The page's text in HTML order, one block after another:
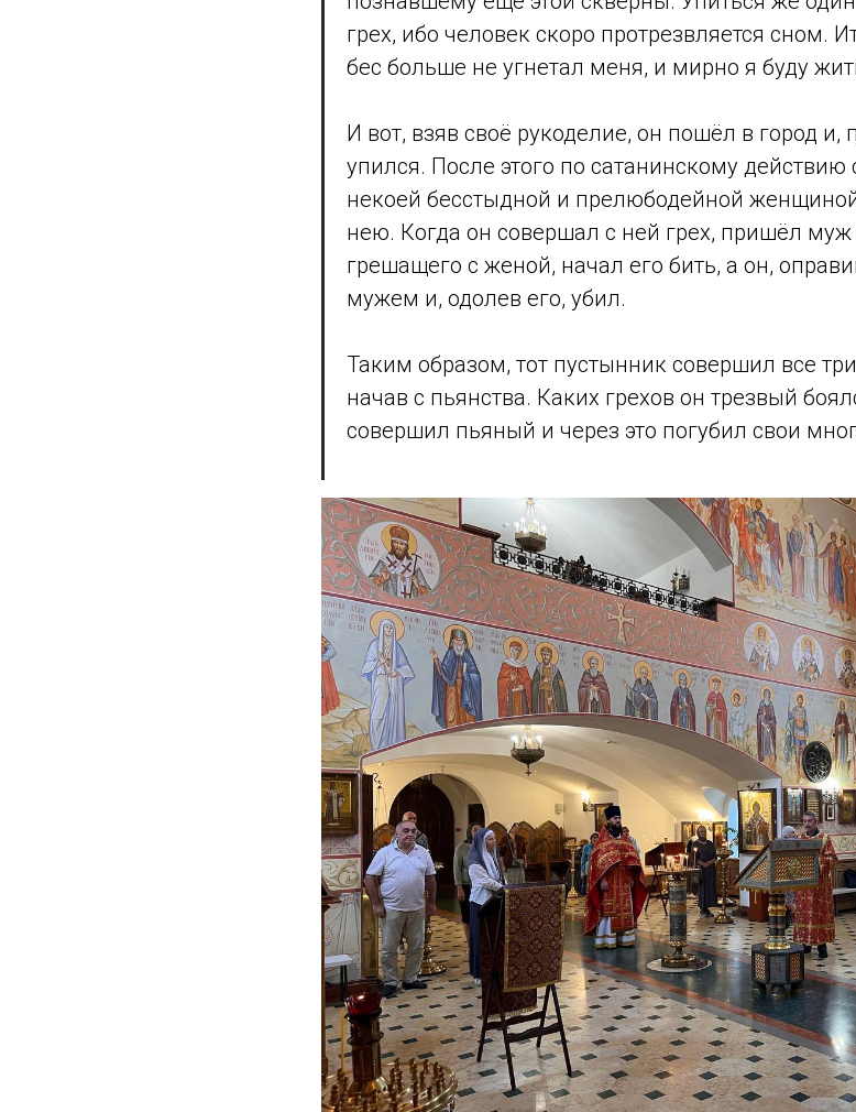
грех, ибо человек скоро протрезвляется сном.
бес больше не угнетал меня, и мирно я буду
И вот, взяв своё рукоделие, он пошёл в город и,
упился. После этого по сатанинскому действию
некоей бесстыдной и прелюбодейной
нею. Когда он совершал с ней грех, пришёл
грешащего с женой, начал его бить, а он,
мужем и, одолев его, убил.
Таким образом, тот пустынник совершил все
начав с пьянства. Каких грехов он трезвый
совершил пьяный и через это погубил свои